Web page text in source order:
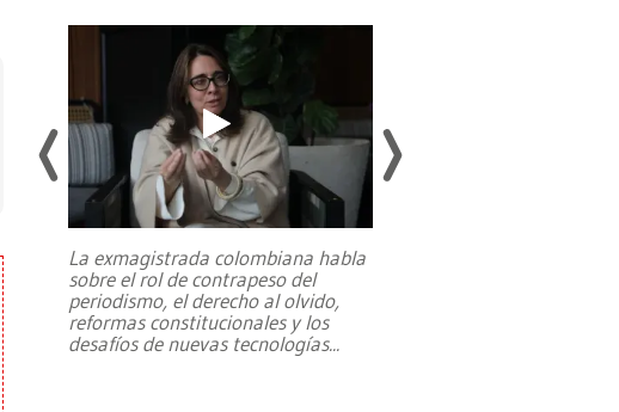
La exmagistrada colombiana habla
sobre el rol de contrapeso del
periodismo, el derecho al olvido,
reformas constitucionales y los
desafíos de nuevas tecnologías...